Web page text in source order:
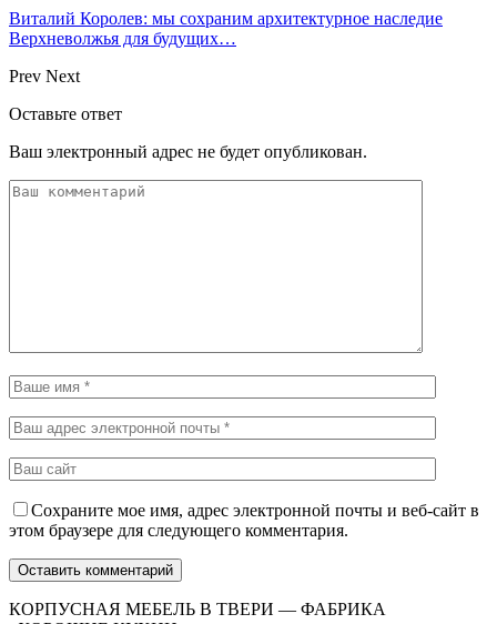
Виталий Королев: мы сохраним архитектурное наследие
Верхневолжья для будущих…
Prev Next
Оставьте ответ
Ваш электронный адрес не будет опубликован.
Сохраните мое имя, адрес электронной почты и веб-сайт в
этом браузере для следующего комментария.
КОРПУСНАЯ МЕБЕЛЬ В ТВЕРИ — ФАБРИКА